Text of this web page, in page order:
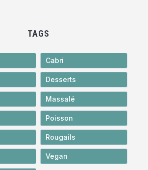
TAGS
Cabri
Desserts
Massalé
Poisson
Rougails
Vegan